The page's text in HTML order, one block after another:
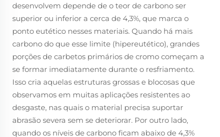
desenvolvem depende de o teor de carbono ser
superior ou inferior a cerca de 4,3%, que marca o
ponto eutético nesses materiais. Quando há mais
carbono do que esse limite (hipereutético), grandes
porções de carbetos primários de cromo começam a
se formar imediatamente durante o resfriamento.
Isso cria aquelas estruturas grossas e blocosas que
observamos em muitas aplicações resistentes ao
desgaste, nas quais o material precisa suportar
abrasão severa sem se deteriorar. Por outro lado,
quando os níveis de carbono ficam abaixo de 4,3%